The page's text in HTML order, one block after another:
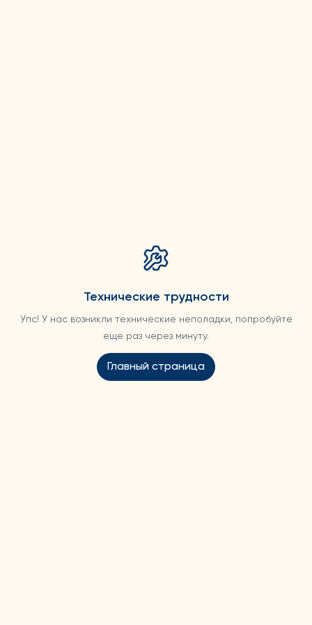
Технические трудности
Упс! У нас возникли технические неполадки, попробуйте
еще раз через минуту.
Главный страница